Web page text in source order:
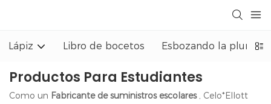
Lápiz Libro de bocetos Esbozando la pluma
Productos Para Estudiantes
Como un Fabricante de suministros escolares , Celo*Ellott